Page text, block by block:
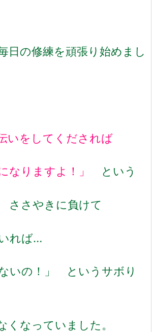
日の修練を頑張り始めまし
いをしてくだされば
なりますよ！」 という
ささやきに負けて
れば…
ないの！」 というサボり
くなっていました。